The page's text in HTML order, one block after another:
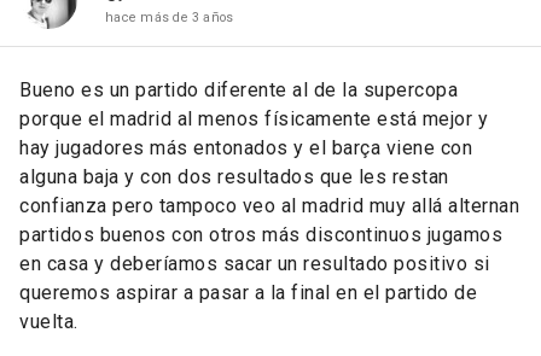
hace más de 3 años
Bueno es un partido diferente al de la supercopa
porque el madrid al menos físicamente está mejor y
hay jugadores más entonados y el barça viene con
alguna baja y con dos resultados que les restan
confianza pero tampoco veo al madrid muy allá alternan
partidos buenos con otros más discontinuos jugamos
en casa y deberíamos sacar un resultado positivo si
queremos aspirar a pasar a la final en el partido de
vuelta.